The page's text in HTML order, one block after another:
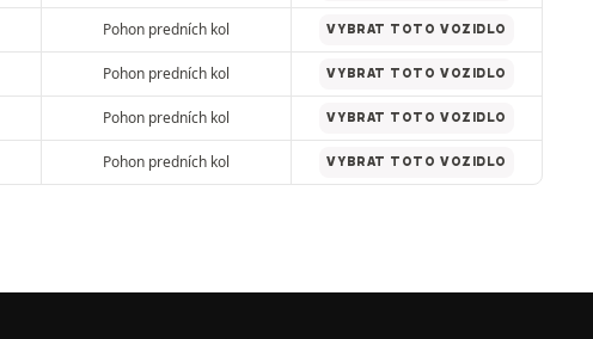
Pohon predních kol VYBRAT TOTO VOZIDLO
Pohon predních kol VYBRAT TOTO VOZIDLO
Pohon predních kol VYBRAT TOTO VOZIDLO
Pohon predních kol VYBRAT TOTO VOZIDLO